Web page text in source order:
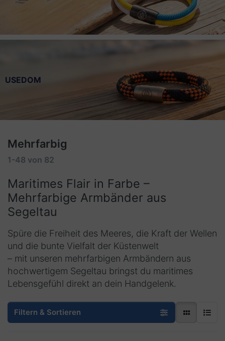
USEDOM
Mehrfarbig
1-48 von 82
Maritimes Flair in Farbe –
Mehrfarbige Armbänder aus
Segeltau
Spüre die Freiheit des Meeres, die Kraft der Wellen
und die bunte Vielfalt der Küstenwelt
– mit unseren mehrfarbigen Armbändern aus
hochwertigem Segeltau bringst du maritimes
Lebensgefühl direkt an dein Handgelenk.
Filtern & Sortieren